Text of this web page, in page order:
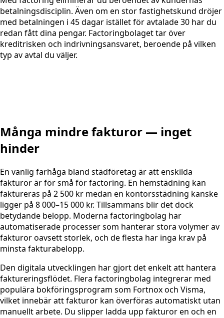
betalningsdisciplin. Även om en stor fastighetskund dröjer
med betalningen i 45 dagar istället för avtalade 30 har du
redan fått dina pengar. Factoringbolaget tar över
kreditrisken och indrivningsansvaret, beroende på vilken
typ av avtal du väljer.
Många mindre fakturor — inget
hinder
En vanlig farhåga bland städföretag är att enskilda
fakturor är för små för factoring. En hemstädning kan
faktureras på 2 500 kr medan en kontorsstädning kanske
ligger på 8 000–15 000 kr. Tillsammans blir det dock
betydande belopp. Moderna factoringbolag har
automatiserade processer som hanterar stora volymer av
fakturor oavsett storlek, och de flesta har inga krav på
minsta fakturabelopp.
Den digitala utvecklingen har gjort det enkelt att hantera
faktureringsflödet. Flera factoringbolag integrerar med
populära bokföringsprogram som Fortnox och Visma,
vilket innebär att fakturor kan överföras automatiskt utan
manuellt arbete. Du slipper ladda upp fakturor en och en